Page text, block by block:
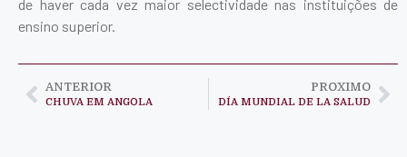
de haver cada vez maior selectividade nas instituições de
ensino superior.
ANTERIOR
CHUVA EM ANGOLA
PROXIMO
DÍA MUNDIAL DE LA SALUD